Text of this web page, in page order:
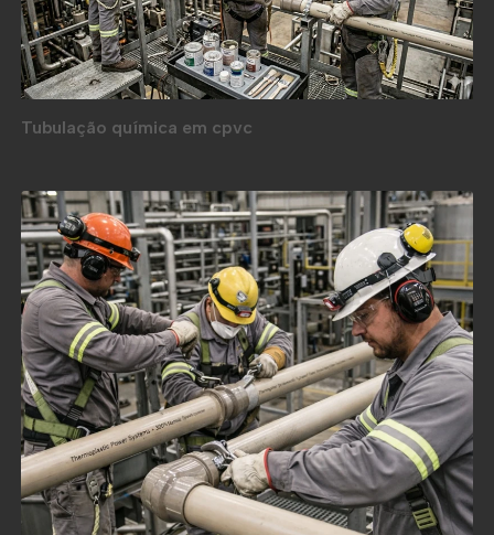
Tubulação química em cpvc